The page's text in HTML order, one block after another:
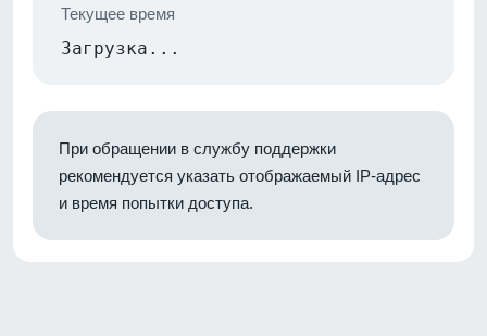
Текущее время
Загрузка...
При обращении в службу поддержки
рекомендуется указать отображаемый IP-адрес
и время попытки доступа.